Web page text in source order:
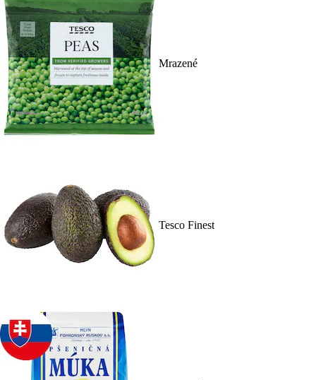
Mrazené
Tesco Finest